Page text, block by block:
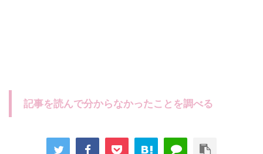
記事を読んで分からなかったことを調べる